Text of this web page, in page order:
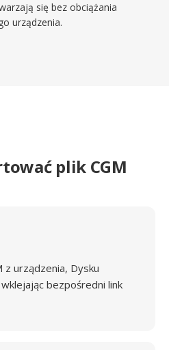
się bez obciążania
urządzenia.
plik CGM
z urządzenia, Dysku
bezpośredni link